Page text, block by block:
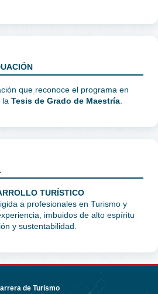
que reconoce el programa en
la Tesis de Grado de Maestría
TURÍSTICO
a profesionales en Turismo y
imbuidos de alto espíritu
y sustentabilidad.
de Turismo